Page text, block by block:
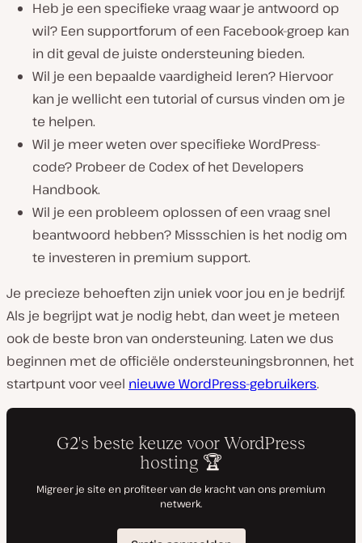
Heb je een specifieke vraag waar je antwoord op
wil? Een supportforum of een Facebook-groep kan
in dit geval de juiste ondersteuning bieden.
Wil je een bepaalde vaardigheid leren? Hiervoor
kan je wellicht een tutorial of cursus vinden om je
te helpen.
Wil je meer weten over specifieke WordPress-
code? Probeer de Codex of het Developers
Handbook.
Wil je een probleem oplossen of een vraag snel
beantwoord hebben? Missschien is het nodig om
te investeren in premium support.
Je precieze behoeften zijn uniek voor jou en je bedrijf.
Als je begrijpt wat je nodig hebt, dan weet je meteen
ook de beste bron van ondersteuning. Laten we dus
beginnen met de officiële ondersteuningsbronnen, het
startpunt voor veel nieuwe WordPress-gebruikers.